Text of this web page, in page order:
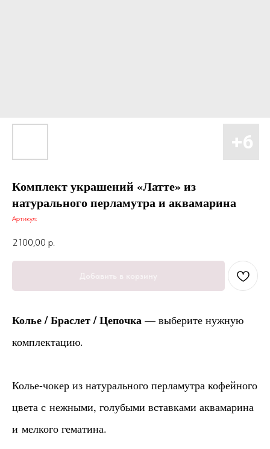
Комплект украшений «Латте» из
натурального перламутра и аквамарина
Артикул:
2100,00 р.
Колье / Браслет / Цепочка — выберите нужную
комплектацию.
Колье-чокер из натурального перламутра кофейного
цвета с нежными, голубыми вставками аквамарина
и мелкого гематина.